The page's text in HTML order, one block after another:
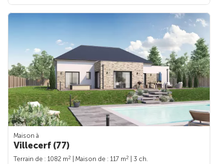
Maison à
Villecerf (77)
Terrain de : 1082 m2 | Maison de : 117 m2
| 3 ch.